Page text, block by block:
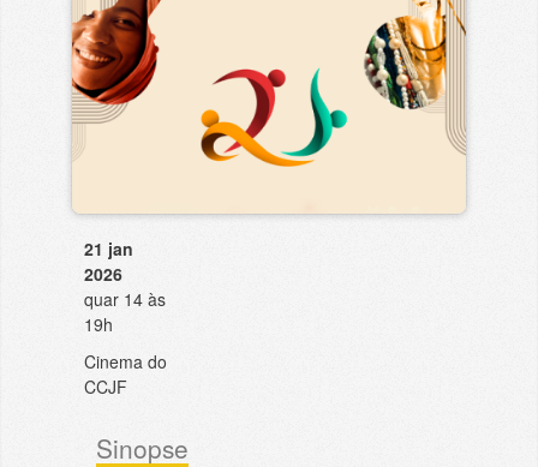
21 jan
2026
quar 14 às
19h
Cinema do
CCJF
Sinopse